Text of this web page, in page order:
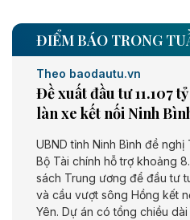
ĐIỂM BÁO TRONG
Theo baodautu.vn
Đề xuất đầu tư 11.107
làn xe kết nối Ninh
UBND tỉnh Ninh Bình đề
Bộ Tài chính hỗ trợ khoảng
sách Trung ương để đầu tư
và cầu vượt sông Hồng kết
Yên. Dự án có tổng chiều